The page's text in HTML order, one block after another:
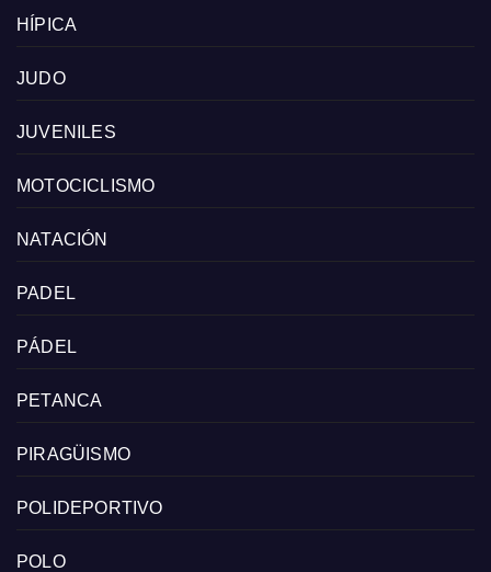
HÍPICA
JUDO
JUVENILES
MOTOCICLISMO
NATACIÓN
PADEL
PÁDEL
PETANCA
PIRAGÜISMO
POLIDEPORTIVO
POLO